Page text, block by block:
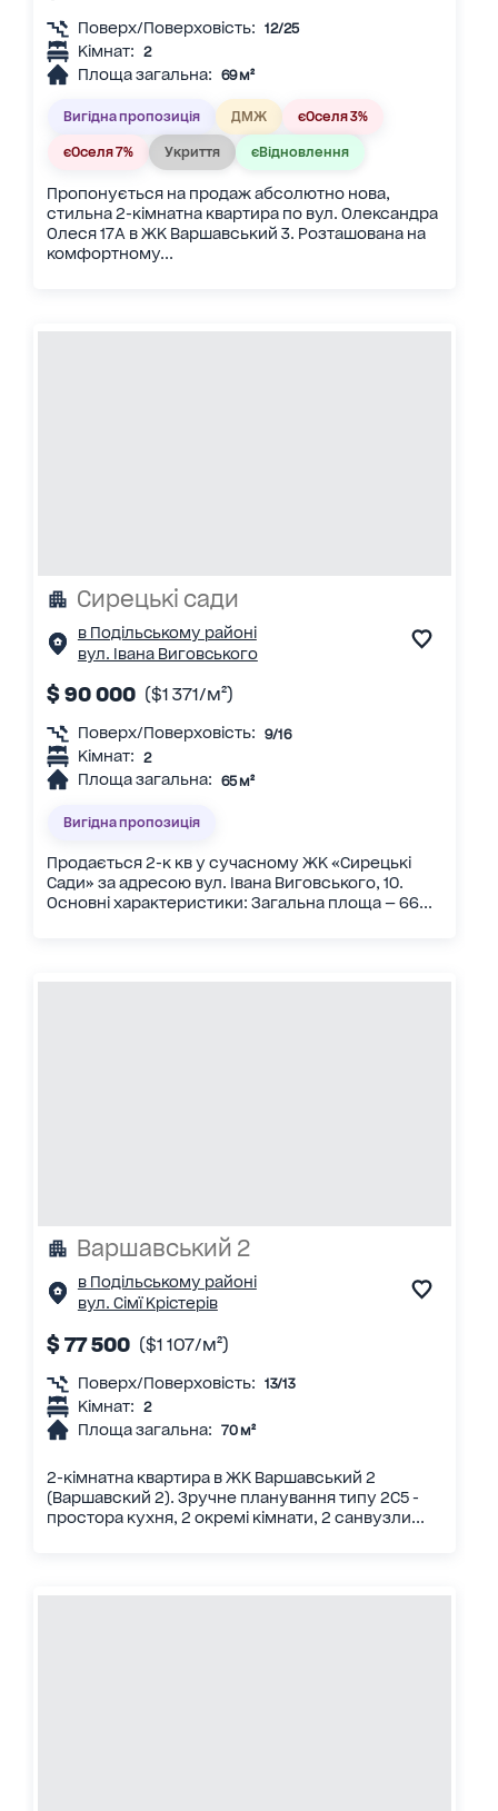
Поверх/Поверховість: 12/25
Кімнат: 2
Площа загальна: 69 м²
Вигідна пропозиція ДМЖ єОселя 3%
єОселя 7% Укриття єВідновлення
Пропонується на продаж абсолютно нова,
стильна 2-кімнатна квартира по вул. Олександра
Олеся 17А в ЖК Варшавський 3. Розташована на
комфортному...
Сирецькі сади
в Подільському районі
вул. Івана Виговського
$ 90 000 ($1 371/м²)
Поверх/Поверховість: 9/16
Кімнат: 2
Площа загальна: 65 м²
Вигідна пропозиція
Продається 2-к кв у сучасному ЖК «Сирецькі
Сади» за адресою вул. Івана Виговського, 10.
Основні характеристики: Загальна площа — 66...
Варшавський 2
в Подільському районі
вул. Сімї Крістерів
$ 77 500 ($1 107/м²)
Поверх/Поверховість: 13/13
Кімнат: 2
Площа загальна: 70 м²
2-кімнатна квартира в ЖК Варшавський 2
(Варшавский 2). Зручне планування типу 2С5 -
простора кухня, 2 окремі кімнати, 2 санвузли...